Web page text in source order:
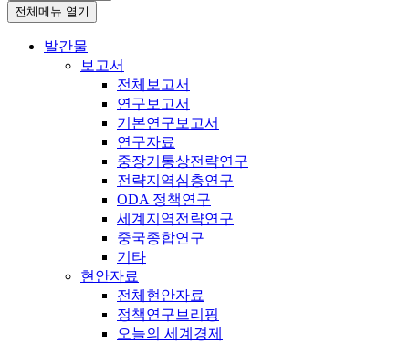
전체메뉴 열기
발간물
보고서
전체보고서
연구보고서
기본연구보고서
연구자료
중장기통상전략연구
전략지역심층연구
ODA 정책연구
세계지역전략연구
중국종합연구
기타
현안자료
전체현안자료
정책연구브리핑
오늘의 세계경제